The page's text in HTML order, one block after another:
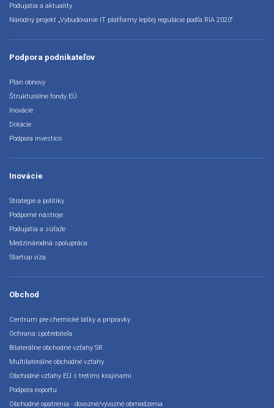
Podujatia a aktuality
Národný projekt „Vybudovanie IT platformy lepšej regulácie podľa RIA 2020“
Podpora podnikateľov
Plán obnovy
Štrukturálne fondy EÚ
Inovácie
Dotácie
Podpora investícií
Inovácie
Stratégie a politiky
Podporné nástroje
Podujatia a súťaže
Medzinárodná spolupráca
Startup víza
Obchod
Centrum pre chemické látky a prípravky
Ochrana spotrebiteľa
Bilaterálne obchodné vzťahy SR
Multilaterálne obchodné vzťahy
Obchodné vzťahy EÚ s tretími krajinami
Podpora exportu
Obchodné opatrenia - dovozné/vývozné obmedzenia